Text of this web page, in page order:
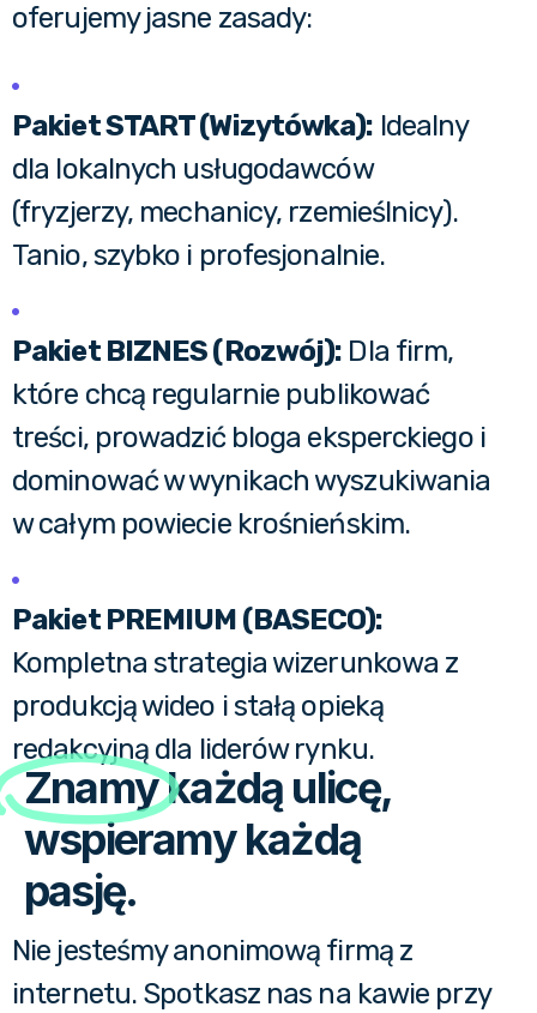
oferujemy jasne zasady:
Pakiet START (Wizytówka): Idealny
dla lokalnych usługodawców
(fryzjerzy, mechanicy, rzemieślnicy).
Tanio, szybko i profesjonalnie.
Pakiet BIZNES (Rozwój): Dla firm,
które chcą regularnie publikować
treści, prowadzić bloga eksperckiego i
dominować w wynikach wyszukiwania
w całym powiecie krośnieńskim.
Pakiet PREMIUM (BASECO):
Kompletna strategia wizerunkowa z
produkcją wideo i stałą opieką
redakcyjną dla liderów rynku.
Znamykażdą ulicę,
wspieramy każdą
pasję.
Nie jesteśmy anonimową firmą z
internetu. Spotkasz nas na kawie przy